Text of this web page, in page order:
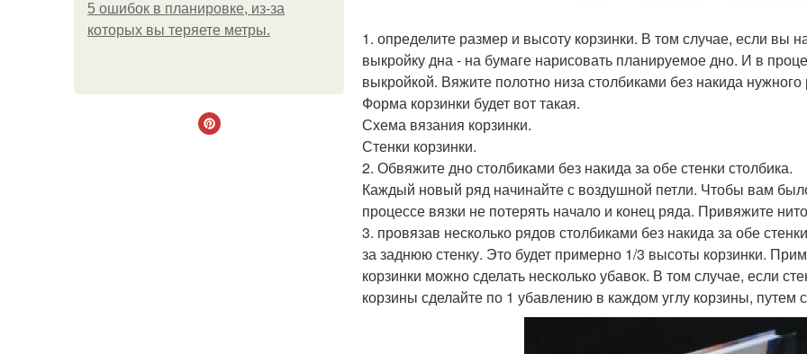
5 ошибок в планировке, из-за
которых вы теряете метры.
1. определите размер и высоту корзинки. В том случае, если
выкройку дна - на бумаге нарисовать планируемое дно. И в
выкройкой. Вяжите полотно низа столбиками без накида
Форма корзинки будет вот такая.
Схема вязания корзинки.
Стенки корзинки.
2. Обвяжите дно столбиками без накида за обе стенки столбика.
Каждый новый ряд начинайте с воздушной петли. Чтобы вам
процессе вязки не потерять начало и конец ряда. Привяжите
3. провязав несколько рядов столбиками без накида за обе
за заднюю стенку. Это будет примерно 1/3 высоты корзинки.
корзинки можно сделать несколько убавок. В том случае, если
корзины сделайте по 1 убавлению в каждом углу корзины, путем